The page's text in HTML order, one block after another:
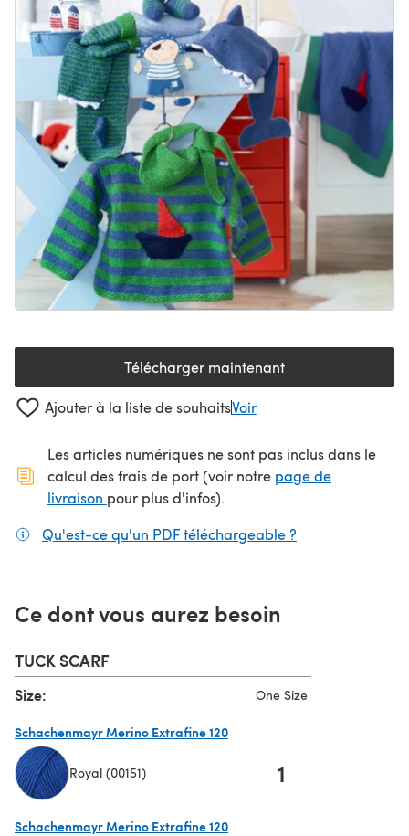
Télécharger maintenant(s'ouvre dans un nouvel
Ajouter à la liste de souhaitsVoir
Les articles numériques ne sont pas inclus dans le
calcul des frais de port (voir notre page de
livraison (s'ouvre dans un nouvel onglet)
pour plus d'infos).
Qu'est-ce qu'un PDF téléchargeable ?
Ce dont vous aurez besoin
TUCK SCARF
Size: One Size
Schachenmayr Merino Extrafine 120
Royal (00151) 1
Schachenmayr Merino Extrafine 120